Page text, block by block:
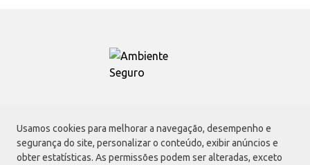
Usamos cookies para melhorar a navegação, desempenho e
segurança do site, personalizar o conteúdo, exibir anúncios e
obter estatísticas. As permissões podem ser alteradas, exceto
Atacadão S.A.
Avenida Morvan Dias de Figueiredo, 6169, Vila Maria, São Paulo - SP | CEP
02170-901 | CNPJ: 75.315.333/0001-09